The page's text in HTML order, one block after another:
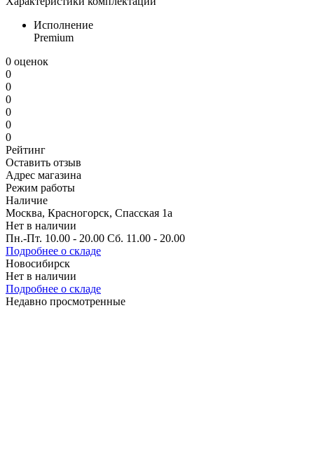
Исполнение
Premium
0 оценок
0
0
0
0
0
0
Рейтинг
Оставить отзыв
Адрес магазина
Режим работы
Наличие
Москва, Красногорск, Спасская 1а
Нет в наличии
Пн.-Пт. 10.00 - 20.00 Сб. 11.00 - 20.00
Подробнее о складе
Новосибирск
Нет в наличии
Подробнее о складе
Недавно просмотренные